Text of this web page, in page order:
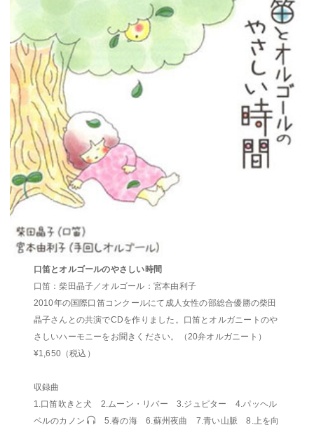
口笛とオルゴールのやさしい時間
口笛：柴田晶子／オルゴール：宮本由利子
2010年の国際口笛コンクールにて成人女性の部総合優勝の柴田
晶子さんとの共演でCDを作りました。口笛とオルガニートのや
さしいハーモニーをお聞きください。（20弁オルガニート）
¥1,650（税込）
収録曲
1.口笛吹きと犬 2.ムーン・リバー 3.ジュピター 4.パッヘル
ベルのカノン
5.春の海 6.蘇州夜曲 7.青い山脈 8.上を向